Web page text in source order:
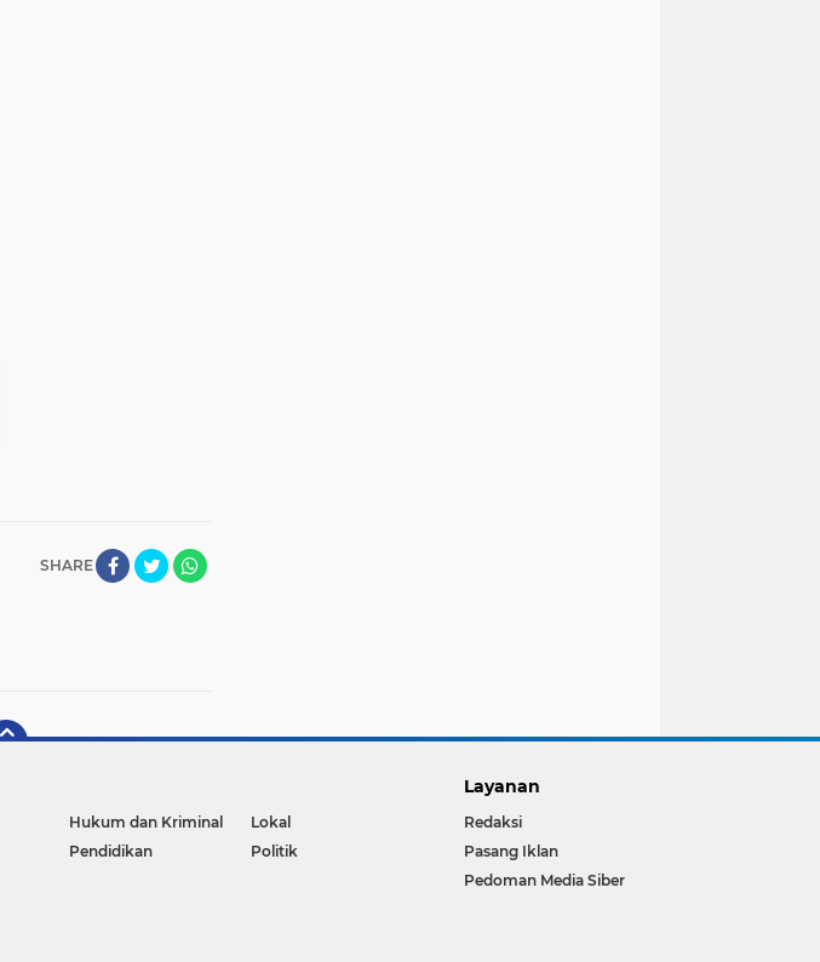
SHARE
Hukum dan Kriminal
Lokal
Pendidikan
Politik
Layanan
Redaksi
Pasang Iklan
Pedoman Media Siber